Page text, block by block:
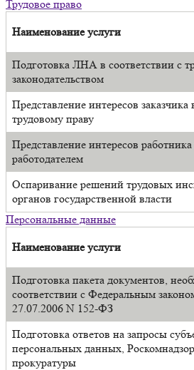
Трудовое право
Наименование услуги
Подготовка ЛНА в соответствии с
законодательством
Представление интересов заказчика
трудовому праву
Представление интересов
работодателем
Оспаривание решений трудовых
органов государственной власти
Персональные данные
Наименование услуги
Подготовка пакета документов,
соответствии с Федеральным
27.07.2006 N 152-ФЗ
Подготовка ответов на запросы
персональных данных,
прокуратуры